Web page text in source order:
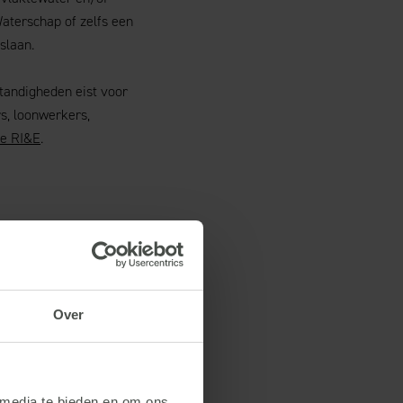
Over
of zelfs een
eist voor
loonwerkers,
RI&E.